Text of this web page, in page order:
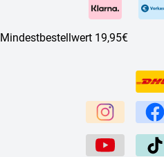
Mindestbestellwert 19,95€